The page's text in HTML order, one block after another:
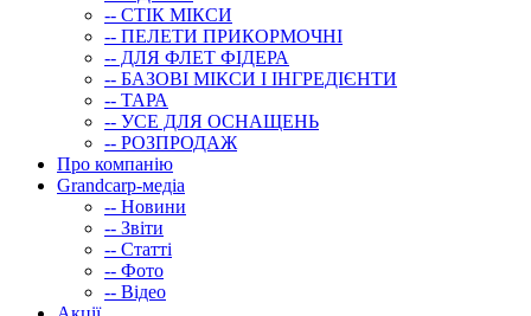
-- СТIК МIКСИ
-- ПЕЛЕТИ ПРИКОРМОЧНІ
-- ДЛЯ ФЛЕТ ФІДЕРА
-- БАЗОВІ МІКСИ І ІНГРЕДІЄНТИ
-- ТАРА
-- УСЕ ДЛЯ ОСНАЩЕНЬ
-- РОЗПРОДАЖ
Про компанію
Grandcarp-медіа
-- Новини
-- Звіти
-- Статті
-- Фото
-- Відео